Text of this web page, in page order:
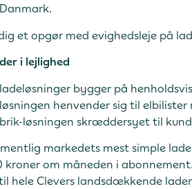
et opgør med evighedsleje på
i lejlighed
bygger på
henvender sig til elbilister
løsningen skræddersyet til
markedets mest simple
om måneden i
hele Clevers landsdækkende